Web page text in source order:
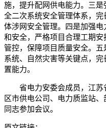
施，提升配网供电能力。三
全二次系统安全管理体系，
体涉网安全管理。四是加强
和安全，严格项目合理工期
管控，保障项目质量安全。
系统、自然灾害等关键点，
置能力。
省电力安委会成员，江
区市供电公司、电力质监站
同志参加会议。